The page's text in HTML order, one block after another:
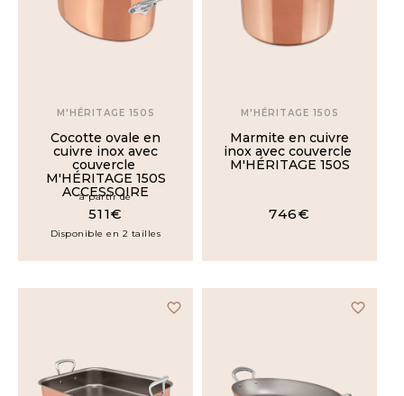
M'HÉRITAGE 150S
Cocotte ovale en
cuivre inox avec
couvercle
M'HÉRITAGE 150S
ACCESSOIRE
à partir de
511€
Disponible en 2 tailles
M'HÉRITAGE 150S
Marmite en cuivre
inox avec couvercle
M'HÉRITAGE 150S
746€
favorite_border favorite_border